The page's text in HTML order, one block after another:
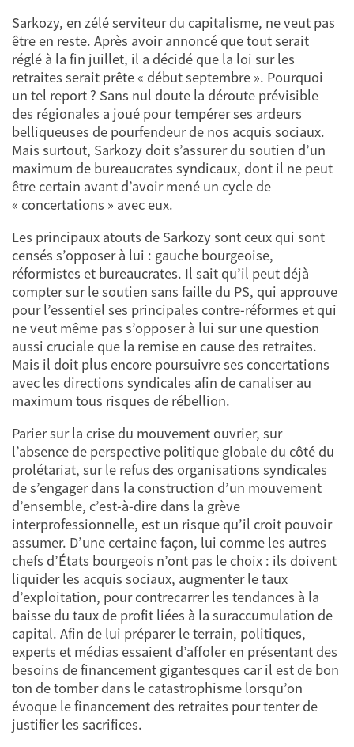
Sarkozy, en zélé serviteur du capitalisme, ne veut pas
être en reste. Après avoir annoncé que tout serait
réglé à la fin juillet, il a décidé que la loi sur les
retraites serait prête « début septembre ». Pourquoi
un tel report ? Sans nul doute la déroute prévisible
des régionales a joué pour tempérer ses ardeurs
belliqueuses de pourfendeur de nos acquis sociaux.
Mais surtout, Sarkozy doit s’assurer du soutien d’un
maximum de bureaucrates syndicaux, dont il ne peut
être certain avant d’avoir mené un cycle de
« concertations » avec eux.
Les principaux atouts de Sarkozy sont ceux qui sont
censés s’opposer à lui : gauche bourgeoise,
réformistes et bureaucrates. Il sait qu’il peut déjà
compter sur le soutien sans faille du PS, qui approuve
pour l’essentiel ses principales contre-réformes et qui
ne veut même pas s’opposer à lui sur une question
aussi cruciale que la remise en cause des retraites.
Mais il doit plus encore poursuivre ses concertations
avec les directions syndicales afin de canaliser au
maximum tous risques de rébellion.
Parier sur la crise du mouvement ouvrier, sur
l’absence de perspective politique globale du côté du
prolétariat, sur le refus des organisations syndicales
de s’engager dans la construction d’un mouvement
d’ensemble, c’est-à-dire dans la grève
interprofessionnelle, est un risque qu’il croit pouvoir
assumer. D’une certaine façon, lui comme les autres
chefs d’États bourgeois n’ont pas le choix : ils doivent
liquider les acquis sociaux, augmenter le taux
d’exploitation, pour contrecarrer les tendances à la
baisse du taux de profit liées à la suraccumulation de
capital. Afin de lui préparer le terrain, politiques,
experts et médias essaient d’affoler en présentant des
besoins de financement gigantesques car il est de bon
ton de tomber dans le catastrophisme lorsqu’on
évoque le financement des retraites pour tenter de
justifier les sacrifices.